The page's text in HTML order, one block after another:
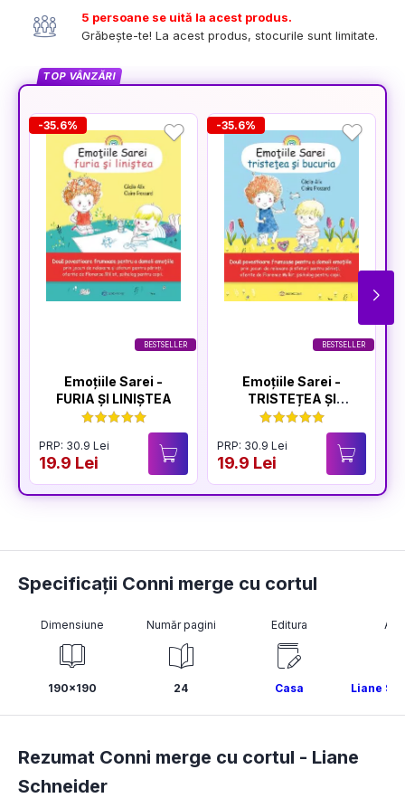
5 persoane se uită la acest produs.
Grăbește-te! La acest produs, stocurile sunt limitate.
TOP VÂNZĂRI
BESTSELLER
-35.6%
Emoțiile Sarei -
FURIA ȘI LINIȘTEA
PRP: 30.9 Lei
19.9 Lei
BESTSELLER
-35.6%
Emoțiile Sarei -
TRISTEȚEA ȘI
BUCURIA
PRP: 30.9 Lei
19.9 Lei
Specificații Conni merge cu cortul
Dimensiune
190x190
Număr pagini
24
Editura
Casa Liane
Rezumat Conni merge cu cortul - Liane
Schneider